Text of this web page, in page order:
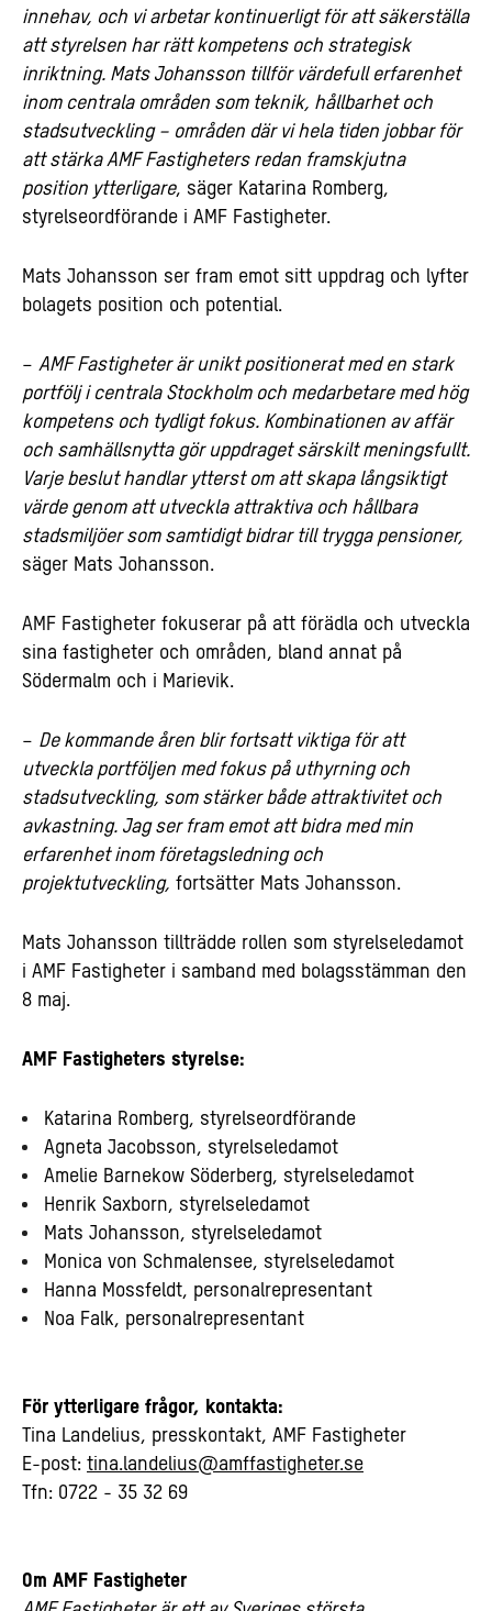
innehav, och vi arbetar kontinuerligt för att säkerställa
att styrelsen har rätt kompetens och strategisk
inriktning. Mats Johansson tillför värdefull erfarenhet
inom centrala områden som teknik, hållbarhet och
stadsutveckling – områden där vi hela tiden jobbar för
att stärka AMF Fastigheters redan framskjutna
position ytterligare, säger Katarina Romberg,
styrelseordförande i AMF Fastigheter.
Mats Johansson ser fram emot sitt uppdrag och lyfter
bolagets position och potential.
– AMF Fastigheter är unikt positionerat med en stark
portfölj i centrala Stockholm och medarbetare med hög
kompetens och tydligt fokus. Kombinationen av affär
och samhällsnytta gör uppdraget särskilt meningsfullt.
Varje beslut handlar ytterst om att skapa långsiktigt
värde genom att utveckla attraktiva och hållbara
stadsmiljöer som samtidigt bidrar till trygga pensioner,
säger Mats Johansson.
AMF Fastigheter fokuserar på att förädla och utveckla
sina fastigheter och områden, bland annat på
Södermalm och i Marievik.
– De kommande åren blir fortsatt viktiga för att
utveckla portföljen med fokus på uthyrning och
stadsutveckling, som stärker både attraktivitet och
avkastning. Jag ser fram emot att bidra med min
erfarenhet inom företagsledning och
projektutveckling, fortsätter Mats Johansson.
Mats Johansson tillträdde rollen som styrelseledamot
i AMF Fastigheter i samband med bolagsstämman den
8 maj.
AMF Fastigheters styrelse:
Katarina Romberg, styrelseordförande
​Agneta Jacobsson, styrelseledamot
Amelie Barnekow Söderberg, styrelseledamot
Henrik Saxborn, styrelseledamot
Mats Johansson, styrelseledamot
Monica von Schmalensee, styrelseledamot
Hanna Mossfeldt, personalrepresentant
Noa Falk, personalrepresentant
För ytterligare frågor, kontakta:
Tina Landelius, presskontakt, AMF Fastigheter
E-post: tina.landelius@amffastigheter.se
Tfn: 0722 - 35 32 69
Om AMF Fastigheter